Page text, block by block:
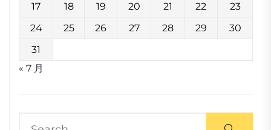
17
18 19 20 21 22
23
24
25 26 27 28 29
30
31
« 7 月